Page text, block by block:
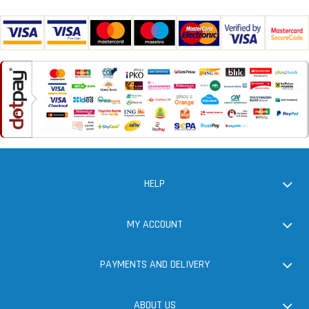
HELP
MY ACCOUNT
PAYMENTS AND DELIVERY
ABOUT US